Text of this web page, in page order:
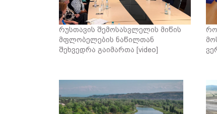
რუსთავის შემოსასვლელის მიწის
მფლობელების ნაწილთან
შეხვედრა გაიმართა [video]